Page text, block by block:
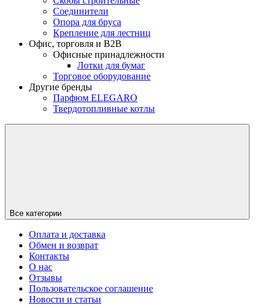
Соединители
Опора для бруса
Крепление для лестниц
Офис, торговля и B2B
Офисные принадлежности
Лотки для бумаг
Торговое оборудование
Другие бренды
Парфюм ELEGARO
Твердотопливные котлы
Все категории
Оплата и доставка
Обмен и возврат
Контакты
О нас
Отзывы
Пользовательское соглашение
Новости и статьи